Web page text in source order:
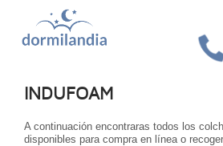
Inicio Indufoam
INDUFOAM
A continuación encontraras todos los
disponibles para compra en línea o